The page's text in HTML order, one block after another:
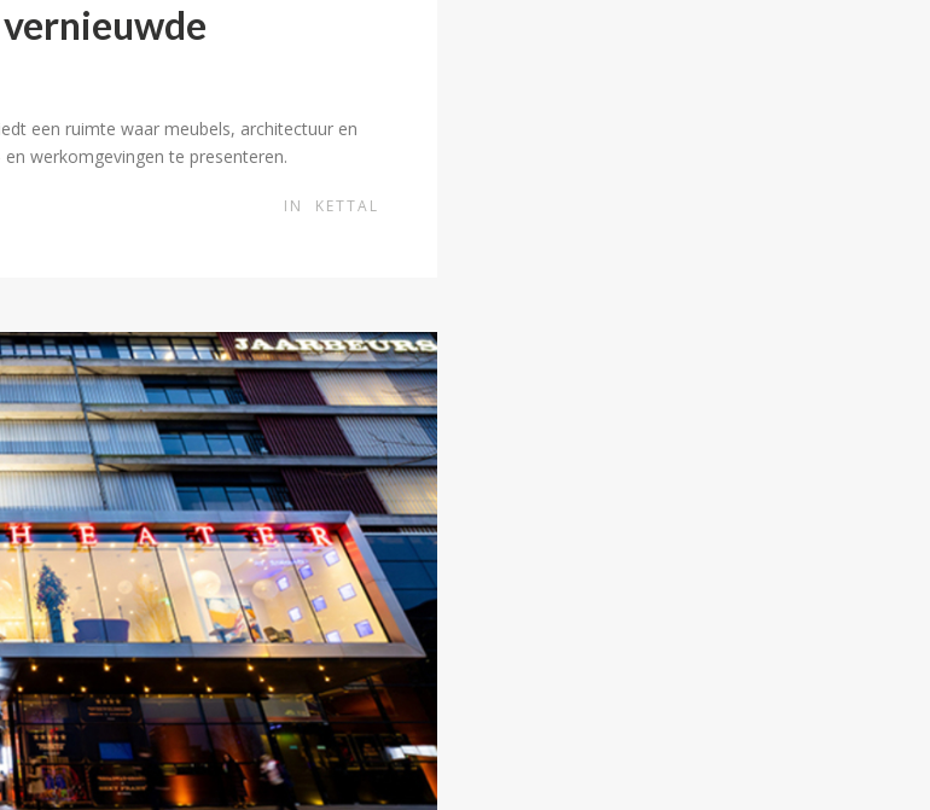
een ruimte waar meubels, architectuur en
werkomgevingen te presenteren.
IN KETTAL